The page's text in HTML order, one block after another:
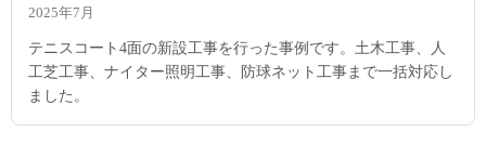
2025年7月
テニスコート4面の新設工事を行った事例です。土木工事、人
工芝工事、ナイター照明工事、防球ネット工事まで一括対応し
ました。